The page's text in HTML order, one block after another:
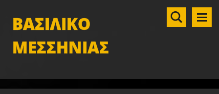
ΒΑΣΙΛΙΚΟ
ΜΕΣΣΗΝΙΑΣ